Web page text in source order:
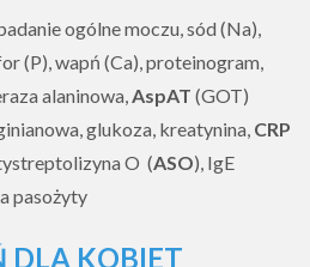
ogólne moczu, sód (Na),
(P), wapń (Ca), proteinogram,
alaninowa,AspAT (GOT)
glukoza, kreatynina, CRP
O (ASO), IgE
pasożyty
DLA KOBIET